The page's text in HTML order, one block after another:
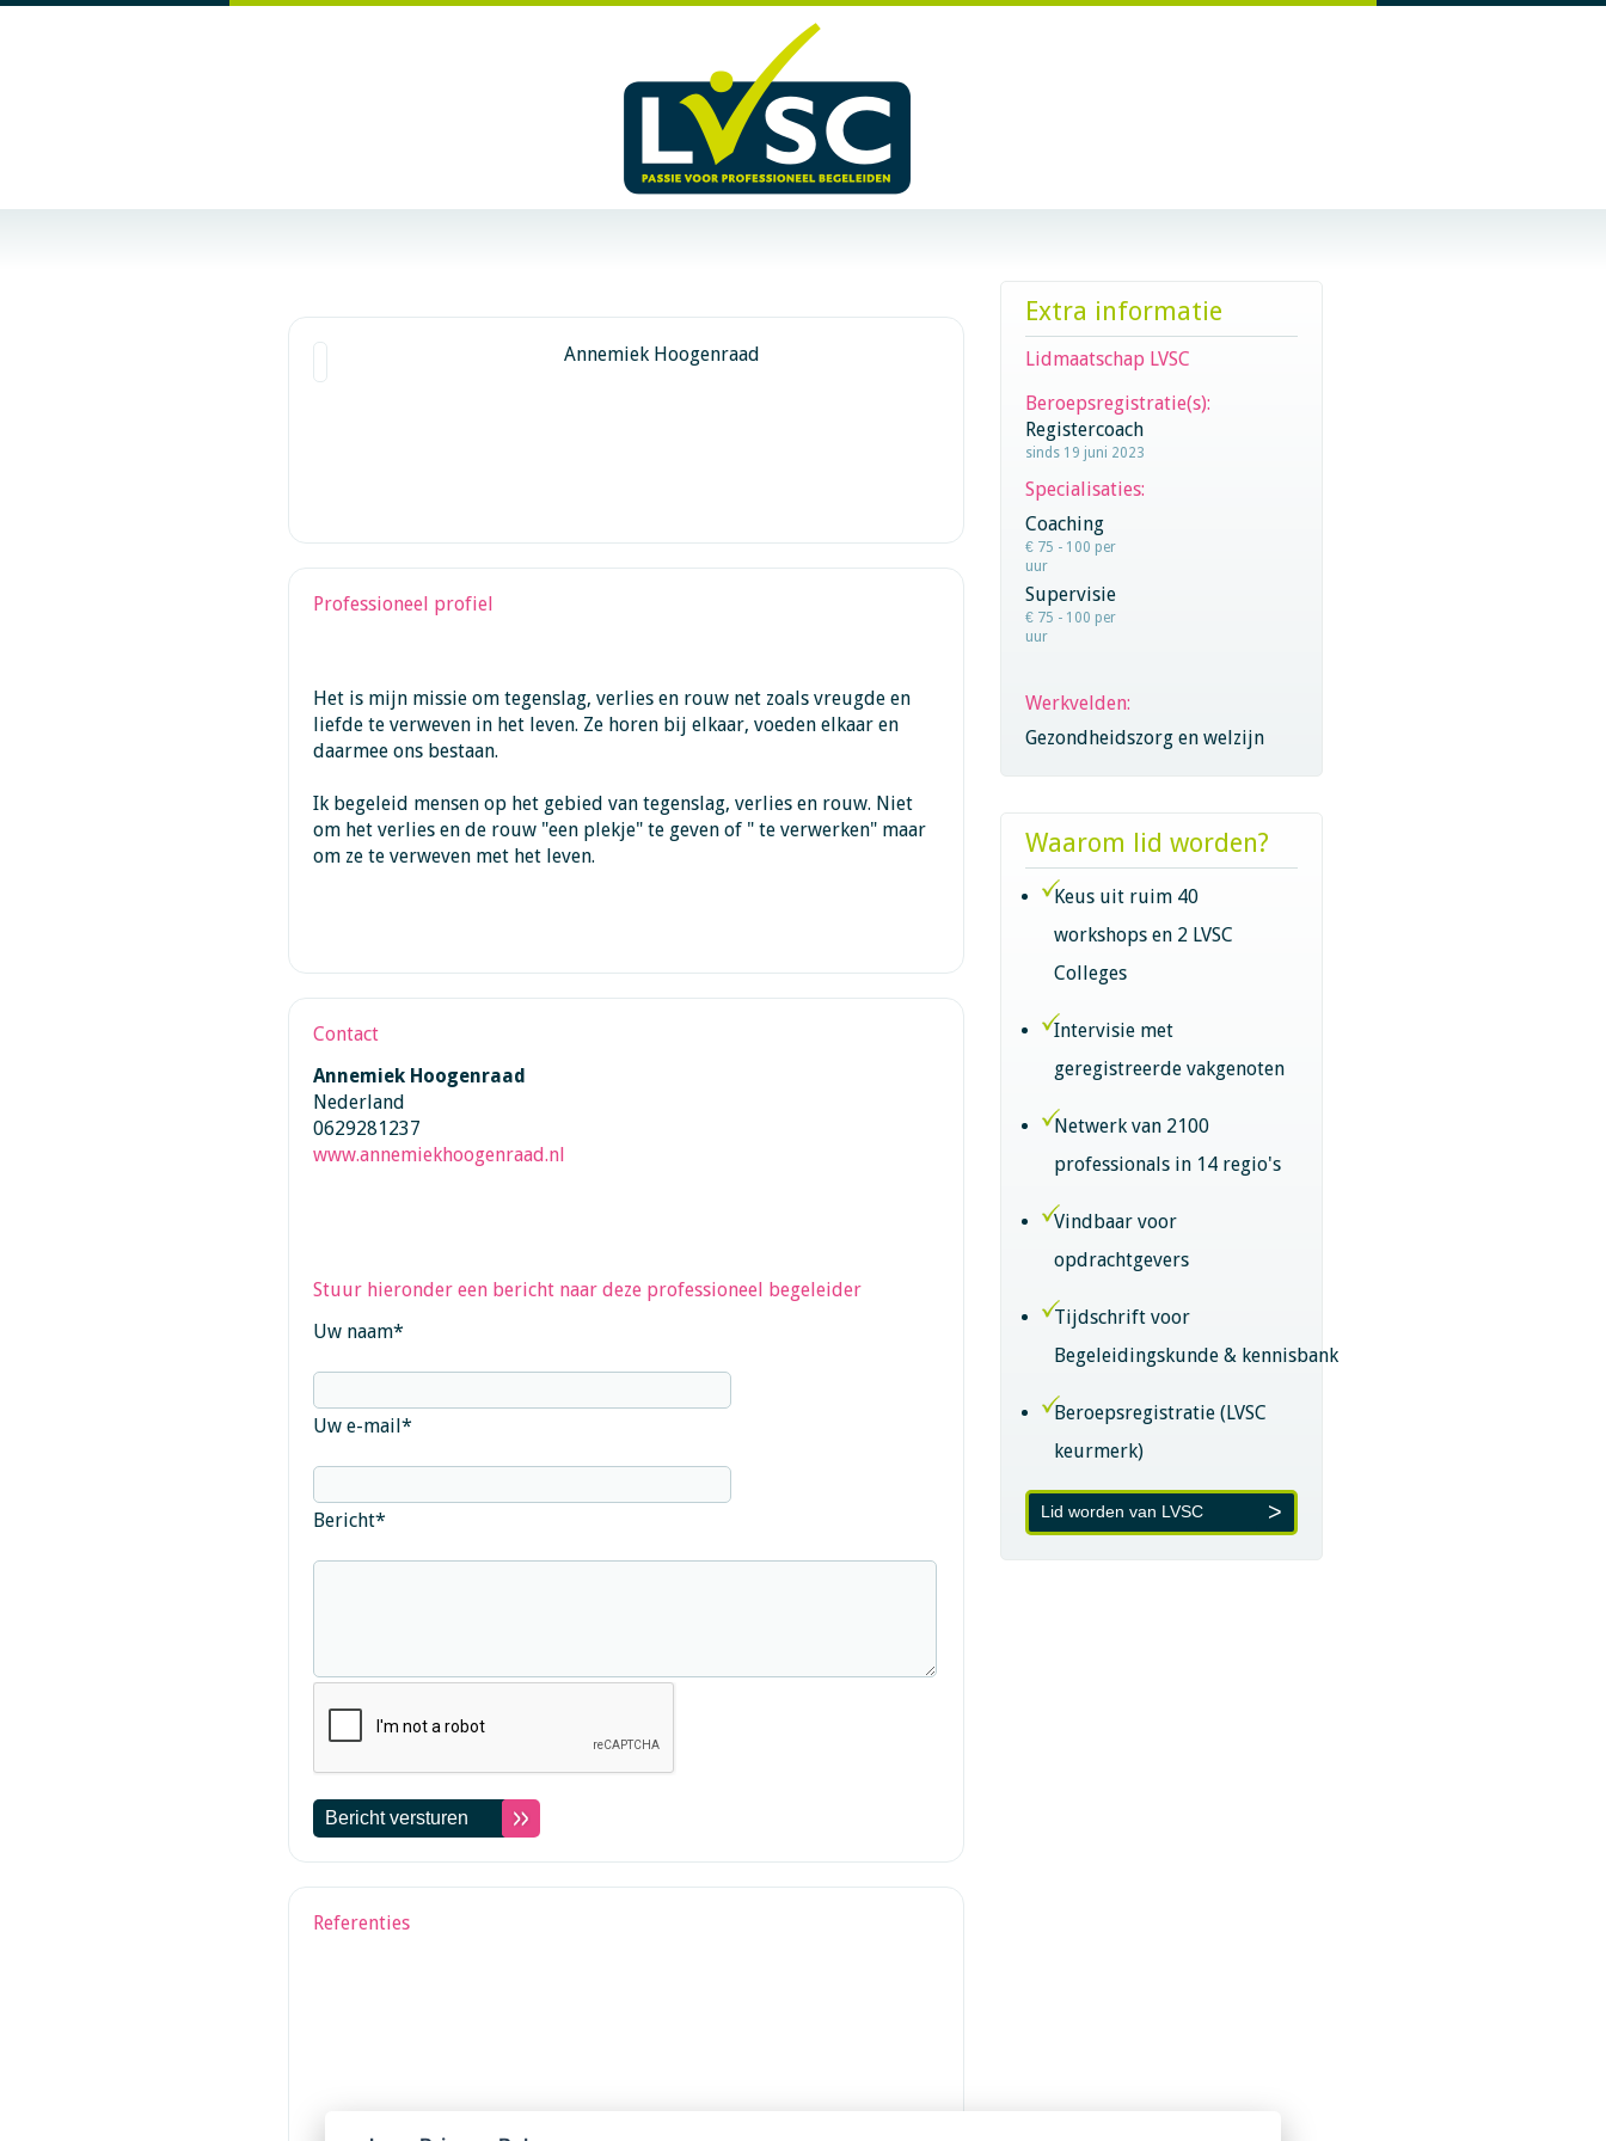
Annemiek Hoogenraad
Professioneel profiel
Het is mijn missie om tegenslag, verlies en rouw net zoals vreugde en
liefde te verweven in het leven. Ze horen bij elkaar, voeden elkaar en
daarmee ons bestaan.
Ik begeleid mensen op het gebied van tegenslag, verlies en rouw. Niet
om het verlies en de rouw "een plekje" te geven of " te verwerken" maar
om ze te verweven met het leven.
Contact
Annemiek Hoogenraad
Nederland
0629281237
www.annemiekhoogenraad.nl
Stuur hieronder een bericht naar deze professioneel begeleider
Uw naam*
Uw e-mail*
Bericht*
Referenties
Extra informatie
Lidmaatschap LVSC
Beroepsregistratie(s):
Registercoach
sinds 19 juni 2023
Specialisaties:
Coaching
€ 75 - 100 per
uur
Supervisie
€ 75 - 100 per
uur
Werkvelden:
Gezondheidszorg en welzijn
Waarom lid worden?
Keus uit ruim 40
workshops en 2 LVSC
Colleges
Intervisie met
geregistreerde vakgenoten
Netwerk van 2100
professionals in 14 regio's
Vindbaar voor
opdrachtgevers
Tijdschrift voor
Begeleidingskunde & kennisbank
Beroepsregistratie (LVSC
keurmerk)
Lid worden van LVSC